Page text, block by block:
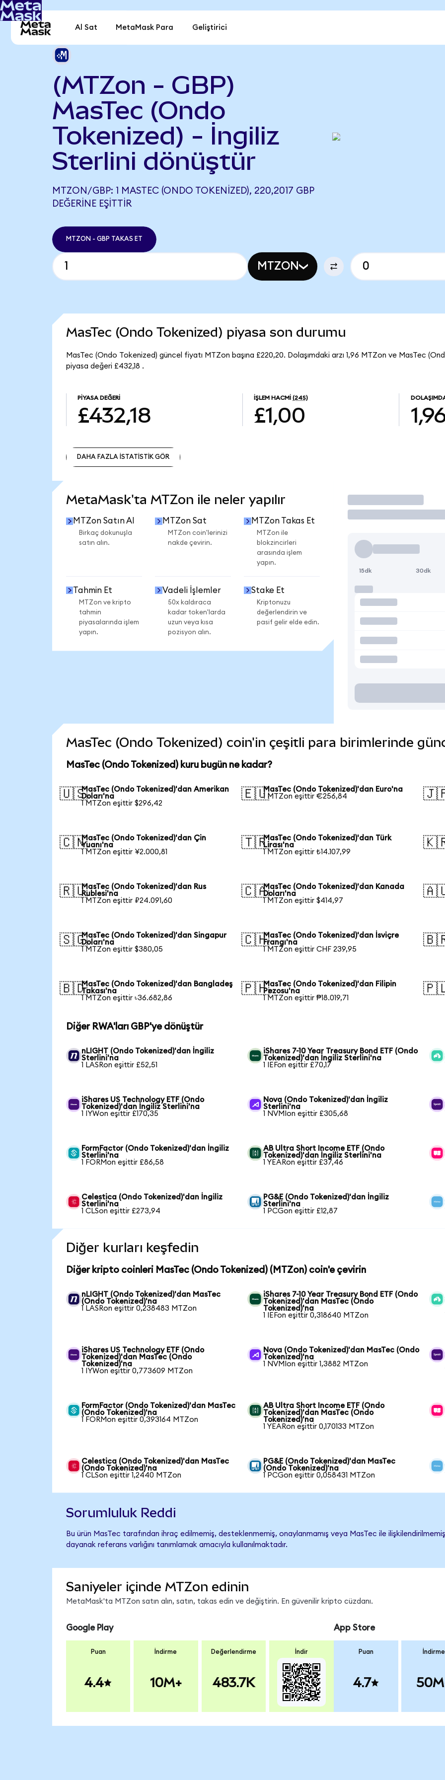
Al Sat MetaMask Para Geliştirici
(MTZon - GBP)
MasTec (Ondo
Tokenized) - İngiliz
Sterlini dönüştür
MTZON/GBP: 1 MASTEC (ONDO TOKENIZED), 220,2017 GBP
DEĞERINE EŞITTIR
MTZON - GBP TAKAS ET
MTZON
MasTec (Ondo Tokenized) piyasa son durumu
MasTec (Ondo Tokenized) güncel fiyatı MTZon başına £220,20. Dolaşımdaki arzı 1,96 MTZon ve MasTec
piyasa değeri £432,18 .
PIYASA DEĞERI
£432,18
İŞLEM HACMI (24S)
£1,00
DAHA FAZLA İSTATİSTİK GÖR
MetaMask'ta MTZon ile neler yapılır
MTZon Satın Al
Birkaç dokunuşla
satın alın.
MTZon Sat
MTZon coin'lerinizi
nakde çevirin.
MTZon Takas Et
MTZon ile
blokzincirleri
arasında işlem
yapın.
Tahmin Et
MTZon ve kripto
tahmin
piyasalarında işlem
yapın.
Vadeli İşlemler
50x kaldıraca
kadar token'larda
uzun veya kısa
pozisyon alın.
Stake Et
Kriptonuzu
değerlendirin ve
pasif gelir elde edin.
İşlem Yap
15dk 30dk
MasTec (Ondo Tokenized) coin'in çeşitli para birimlerinde
MasTec (Ondo Tokenized) kuru bugün ne kadar?
🇺🇸MasTec (Ondo Tokenized)'dan Amerikan
Doları'na
1 MTZon eşittir $296,42
🇪🇺MasTec (Ondo Tokenized)'dan Euro'na
1 MTZon eşittir €256,84
🇨🇳MasTec (Ondo Tokenized)'dan Çin
Yuanı'na
1 MTZon eşittir ¥2.000,81
🇹🇷MasTec (Ondo Tokenized)'dan Türk
Lirası'na
1 MTZon eşittir ₺14.107,99
🇷🇺MasTec (Ondo Tokenized)'dan Rus
Rublesi'na
1 MTZon eşittir ₽24.091,60
🇨🇦MasTec (Ondo Tokenized)'dan Kanada
Doları'na
1 MTZon eşittir $414,97
🇸🇬MasTec (Ondo Tokenized)'dan Singapur
Doları'na
1 MTZon eşittir $380,05
🇨🇭MasTec (Ondo Tokenized)'dan İsviçre
Frangı'na
1 MTZon eşittir CHF 239,95
🇧🇩MasTec (Ondo Tokenized)'dan Bangladeş
Takası'na
1 MTZon eşittir ৳36.682,86
🇵🇭MasTec (Ondo Tokenized)'dan Filipin
Pezosu'na
1 MTZon eşittir ₱18.019,71
Diğer RWA'ları GBP'ye dönüştür
nLIGHT (Ondo Tokenized)'dan İngiliz
Sterlini'na
1 LASRon eşittir £52,51
iShares 7-10 Year Treasury Bond ETF (Ondo
Tokenized)'dan İngiliz Sterlini'na
1 IEFon eşittir £70,17
iShares US Technology ETF (Ondo
Tokenized)'dan İngiliz Sterlini'na
1 IYWon eşittir £170,35
Nova (Ondo Tokenized)'dan İngiliz
Sterlini'na
1 NVMIon eşittir £305,68
FormFactor (Ondo Tokenized)'dan İngiliz
Sterlini'na
1 FORMon eşittir £86,58
AB Ultra Short Income ETF (Ondo
Tokenized)'dan İngiliz Sterlini'na
1 YEARon eşittir £37,46
Celestica (Ondo Tokenized)'dan İngiliz
Sterlini'na
1 CLSon eşittir £273,94
PG&E (Ondo Tokenized)'dan İngiliz
Sterlini'na
1 PCGon eşittir £12,87
Diğer kurları keşfedin
Diğer kripto coinleri MasTec (Ondo Tokenized) (MTZon) coin'e çevirin
nLIGHT (Ondo Tokenized)'dan MasTec
(Ondo Tokenized)'na
1 LASRon eşittir 0,238483 MTZon
iShares 7-10 Year Treasury Bond ETF (Ondo
Tokenized)'dan MasTec (Ondo
Tokenized)'na
1 IEFon eşittir 0,318640 MTZon
iShares US Technology ETF (Ondo
Tokenized)'dan MasTec (Ondo
Tokenized)'na
1 IYWon eşittir 0,773609 MTZon
Nova (Ondo Tokenized)'dan MasTec (Ondo
Tokenized)'na
1 NVMIon eşittir 1,3882 MTZon
FormFactor (Ondo Tokenized)'dan MasTec
(Ondo Tokenized)'na
1 FORMon eşittir 0,393164 MTZon
AB Ultra Short Income ETF (Ondo
Tokenized)'dan MasTec (Ondo
Tokenized)'na
1 YEARon eşittir 0,170133 MTZon
Celestica (Ondo Tokenized)'dan MasTec
(Ondo Tokenized)'na
1 CLSon eşittir 1,2440 MTZon
PG&E (Ondo Tokenized)'dan MasTec
(Ondo Tokenized)'na
1 PCGon eşittir 0,058431 MTZon
Sorumluluk Reddi
Bu ürün MasTec tarafından ihraç edilmemiş, desteklenmemiş, onaylanmamış veya MasTec ile
dayanak referans varlığını tanımlamak amacıyla kullanılmaktadır.
Saniyeler içinde MTZon edinin
MetaMask'ta MTZon satın alın, satın, takas edin ve değiştirin. En güvenilir kripto cüzdanı.
Google Play
Puan
4.4
İndirme
10M+
Değerlendirme
483.7K
İndir
App Store
Puan
4.7
İndirme